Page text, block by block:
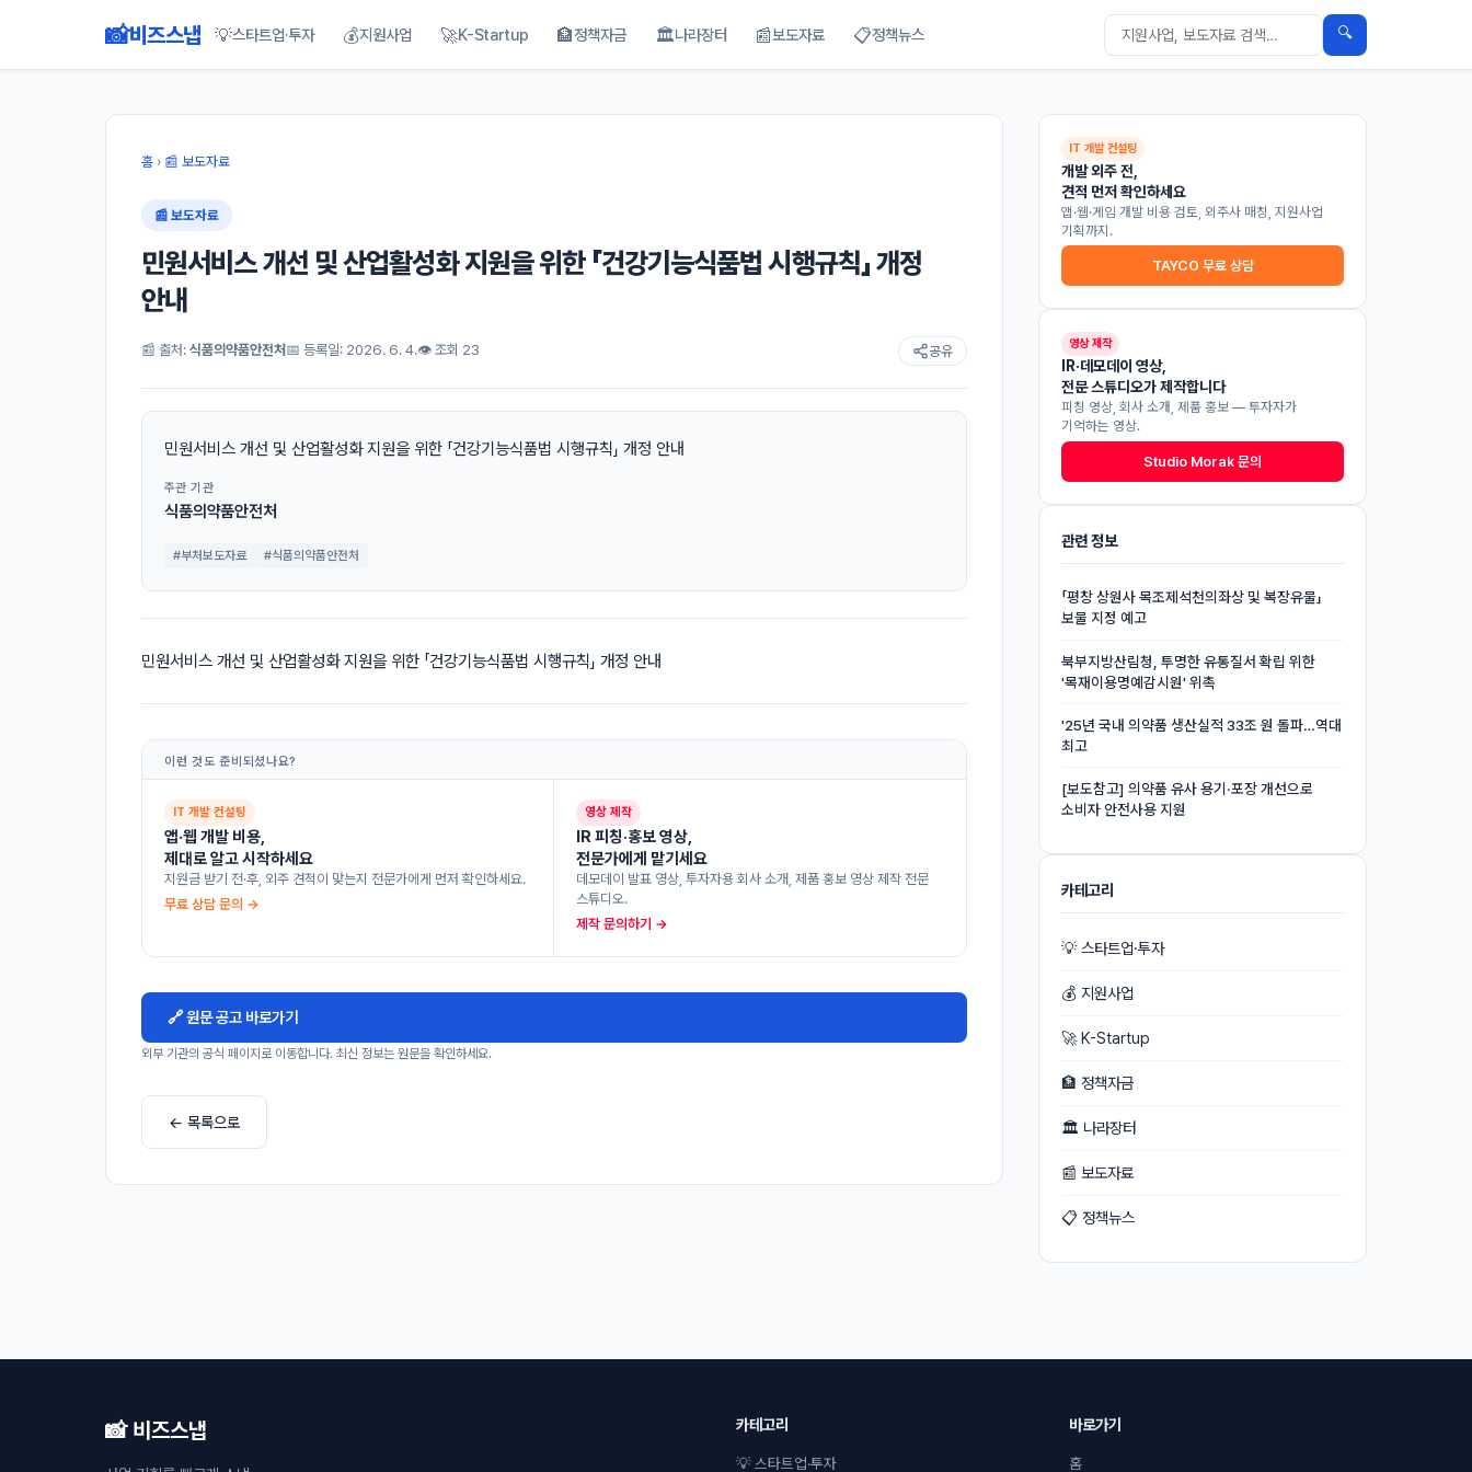
📸비즈스냅 💡스타트업·투자 💰지원사업 🚀K-Startup 🏦정책자금 🏛나라장터 📰보도자료 📋정책뉴스 🔍
홈 › 📰 보도자료
📰 보도자료
민원서비스 개선 및 산업활성화 지원을 위한 「건강기능식품법 시행규칙」 개정
안내
📰 출처: 식품의약품안전처 📅 등록일: 2026. 6. 4.👁 조회 23 공유
민원서비스 개선 및 산업활성화 지원을 위한 「건강기능식품법 시행규칙」 개정 안내
주관 기관
식품의약품안전처
#부처보도자료 #식품의약품안전처
민원서비스 개선 및 산업활성화 지원을 위한 「건강기능식품법 시행규칙」 개정 안내
이런 것도 준비되셨나요?
IT 개발 컨설팅
앱·웹 개발 비용,
제대로 알고 시작하세요
지원금 받기 전·후, 외주 견적이 맞는지 전문가에게 먼저 확인하세요.
무료 상담 문의 →
영상 제작
IR 피칭·홍보 영상,
전문가에게 맡기세요
데모데이 발표 영상, 투자자용 회사 소개, 제품 홍보 영상 제작 전문
스튜디오.
제작 문의하기 →
🔗 원문 공고 바로가기
외부 기관의 공식 페이지로 이동합니다. 최신 정보는 원문을 확인하세요.
← 목록으로
IT 개발 컨설팅
개발 외주 전,
견적 먼저 확인하세요
앱·웹·게임 개발 비용 검토, 외주사 매칭, 지원사업
기획까지.
TAYCO 무료 상담
영상 제작
IR·데모데이 영상,
전문 스튜디오가 제작합니다
피칭 영상, 회사 소개, 제품 홍보 — 투자자가
기억하는 영상.
Studio Morak 문의
관련 정보
「평창 상원사 목조제석천의좌상 및 복장유물」
보물 지정 예고
북부지방산림청, 투명한 유통질서 확립 위한
'목재이용명예감시원' 위촉
'25년 국내 의약품 생산실적 33조 원 돌파…역대
최고
[보도참고] 의약품 유사 용기·포장 개선으로
소비자 안전사용 지원
카테고리
💡 스타트업·투자
💰 지원사업
🚀 K-Startup
🏦 정책자금
🏛 나라장터
📰 보도자료
📋 정책뉴스
📸 비즈스냅 카테고리
💡 스타트업·투자
바로가기
홈